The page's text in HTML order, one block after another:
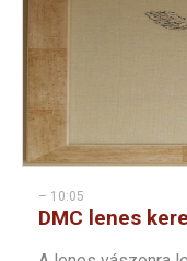
– 10:05
DMC lenes